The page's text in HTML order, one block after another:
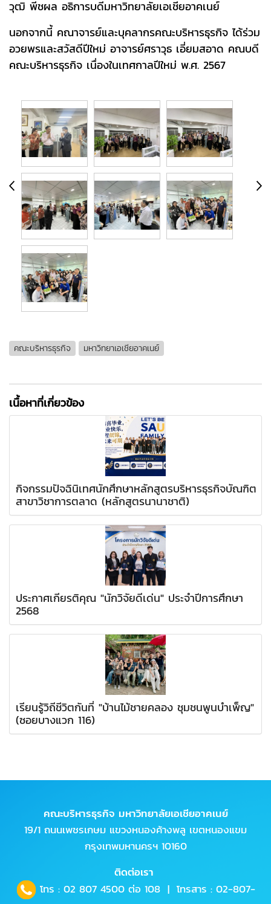
วุฒิ พีชผล อธิการบดีมหาวิทยาลัยเอเชียอาคเนย์
นอกจากนี้ คณาจารย์และบุคลากรคณะบริหารธุรกิจ ได้ร่วม
อวยพรและสวัสดีปีใหม่ อาจารย์ศราวุธ เอี่ยมสอาด คณบดี
คณะบริหารธุรกิจ เนื่องในเทศกาลปีใหม่ พ.ศ. 2567
คณะบริหารธุรกิจ มหาวิทยาเอเชียอาคเนย์
เนื้อหาที่เกี่ยวข้อง
กิจกรรมปัจฉินิเทศนักศึกษาหลักสูตรบริหารธุรกิจบัณฑิต
สาขาวิชาการตลาด (หลักสูตรนานาชาติ)
ประกาศเกียรติคุณ "นักวิจัยดีเด่น" ประจำปีการศึกษา
2568
เรียนรู้วิถีชีวิตกันที่ "บ้านไม้ชายคลอง ชุมชนพูนบำเพ็ญ"
(ซอยบางแวก 116)
คณะบริหารธุรกิจ มหาวิทยาลัยเอเชียอาคเนย์
19/1 ถนนเพชรเกษม แขวงหนองค้างพลู เขตหนองแขม
กรุงเทพมหานครฯ 10160
ติดต่อเรา
โทร : 02 807 4500ต่อ 108 | โทรสาร : 02-807-